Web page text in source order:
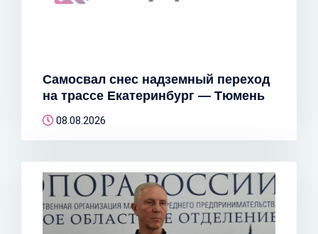
Самосвал снес надземный переход
на трассе Екатеринбург — Тюмень
08.08.2026